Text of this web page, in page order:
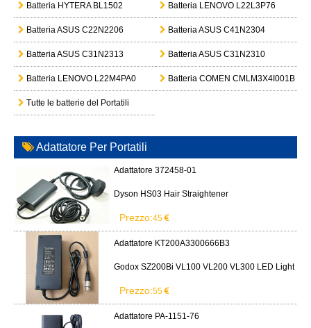
Batteria HYTERA BL1502 Batteria LENOVO L22L3P76
Batteria ASUS C22N2206 Batteria ASUS C41N2304
Batteria ASUS C31N2313 Batteria ASUS C31N2310
Batteria LENOVO L22M4PA0 Batteria COMEN CMLM3X4I001B
Tutte le batterie del Portatili
Adattatore Per Portatili
Adattatore 372458-01
Dyson HS03 Hair Straightener
Prezzo:45
Adattatore KT200A3300666B3
Godox SZ200Bi VL100 VL200 VL300 LED Light
Prezzo:55
Adattatore PA-1151-76